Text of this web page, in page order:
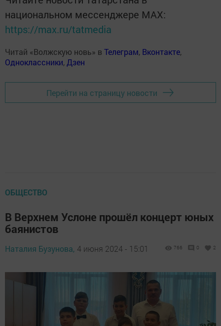
национальном мессенджере MАХ:
https://max.ru/tatmedia
Читай «Волжскую новь» в Телеграм, Вконтакте,
Одноклассники, Дзен
Перейти на страницу новости
ОБЩЕСТВО
В Верхнем Услоне прошёл концерт юных
баянистов
Наталия Бузунова, 4 июня 2024 - 15:01 766 0 2